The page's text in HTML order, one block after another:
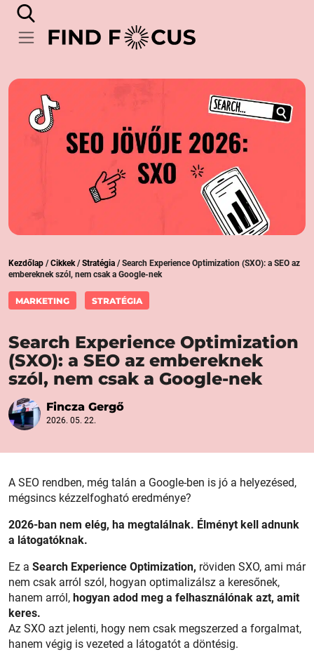
Kezdőlap /Cikkek/Stratégia /Search Experience Optimization (SXO): a SEO az
embereknek szól, nem csak a Google-nek
MARKETING STRATÉGIA
Search Experience Optimization
(SXO): a SEO az embereknek
szól, nem csak a Google-nek
Fincza Gergő
2026. 05. 22.
A SEO rendben, még talán a Google-ben is jó a helyezésed,
mégsincs kézzelfogható eredménye?
2026-ban nem elég, ha megtalálnak. Élményt kell adnunk
a látogatóknak.
Ez a Search Experience Optimization, röviden SXO, ami már
nem csak arról szól, hogyan optimalizálsz a keresőnek,
hanem arról, hogyan adod meg a felhasználónak azt, amit
keres.
Az SXO azt jelenti, hogy nem csak megszerzed a forgalmat,
hanem végig is vezeted a látogatót a döntésig.